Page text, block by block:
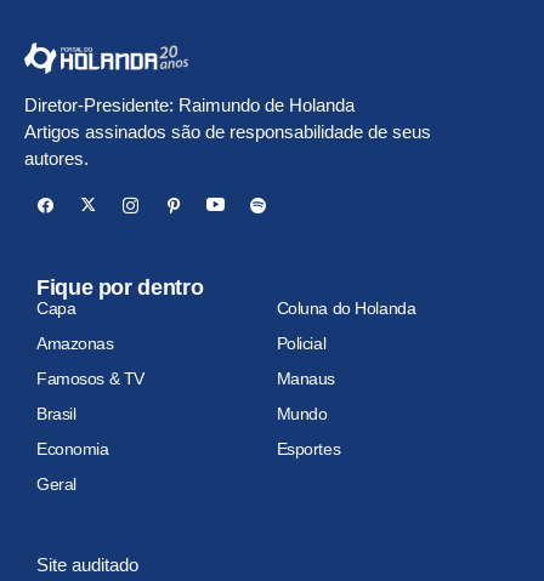
Diretor-Presidente: Raimundo de Holanda
Artigos assinados são de responsabilidade de seus
autores.
Fique por dentro
Capa
Coluna do Holanda
Amazonas
Policial
Famosos & TV
Manaus
Brasil
Mundo
Economia
Esportes
Geral
Site auditado